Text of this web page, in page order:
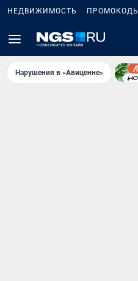
НЕДВИЖИМОСТЬ ПРОМОКОДЫ
Нарушения в «Авиценне»